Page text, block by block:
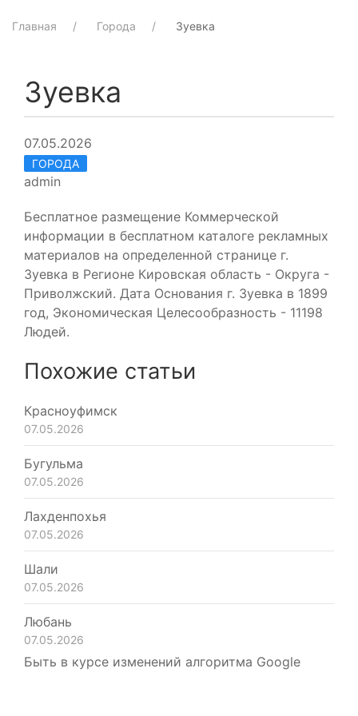
Главная Города Зуевка
Зуевка
07.05.2026
ГОРОДА
admin
Бесплатное размещение Коммерческой
информации в бесплатном каталоге рекламных
материалов на определенной странице г.
Зуевка в Регионе Кировская область - Округа -
Приволжский. Дата Основания г. Зуевка в 1899
год, Экономическая Целесообразность - 11198
Людей.
Похожие статьи
Красноуфимск
07.05.2026
Бугульма
07.05.2026
Лахденпохья
07.05.2026
Шали
07.05.2026
Любань
07.05.2026
Быть в курсе изменений алгоритма Google